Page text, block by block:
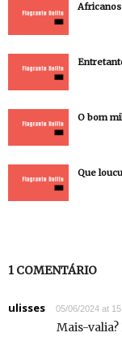
O bom
Que
1 COMENTÁRIO
ulisses 05/06/2024 at
Mais-